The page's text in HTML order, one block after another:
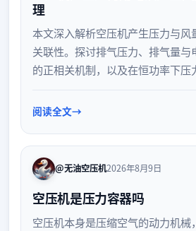
理
本文深入解析空压机产生压力与风
关联性。探讨排气压力、排气量与
的正相关机制，以及在恒功率下压
压力、减少管网压降及优化控制等
阅读全文
@无油空压机2026年8月9日
空压机是压力容器吗
空压机本身是压缩空气的动力机械